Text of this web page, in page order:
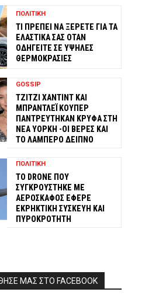
ΠΟΛΙΤΙΚΗ
ΤΙ ΠΡΕΠΕΙ ΝΑ ΞΕΡΕΤΕ ΓΙΑ ΤΑ
ΕΛΑΣΤΙΚΑ ΣΑΣ ΟΤΑΝ
ΟΔΗΓΕΙΤΕ ΣΕ ΥΨΗΛΕΣ
ΘΕΡΜΟΚΡΑΣΙΕΣ
GOSSIP
ΤΖΙΤΖΙ ΧΑΝΤΙΝΤ ΚΑΙ
ΜΠΡΑΝΤΛΕΪ ΚΟΥΠΕΡ
ΠΑΝΤΡΕΥΤΗΚΑΝ ΚΡΥΦΑ ΣΤΗ
ΝΕΑ ΥΟΡΚΗ -ΟΙ ΒΕΡΕΣ ΚΑΙ
ΤΟ ΛΑΜΠΕΡΟ ΔΕΙΠΝΟ
ΠΟΛΙΤΙΚΗ
ΤΟ DRONE ΠΟΥ
ΣΥΓΚΡΟΥΣΤΗΚΕ ΜΕ
ΑΕΡΟΣΚΑΦΟΣ ΕΦΕΡΕ
ΕΚΡΗΚΤΙΚΗ ΣΥΣΚΕΥΗ ΚΑΙ
ΠΥΡΟΚΡΟΤΗΤΗ
ΜΑΣ ΣΤΟ FACEBOOK